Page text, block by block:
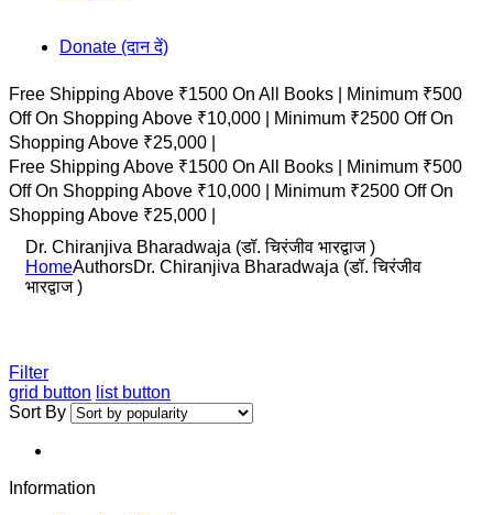
Donate (दान दें)
Free Shipping Above ₹1500 On All Books |
Minimum ₹500
Off On Shopping Above ₹10,000 |
Minimum ₹2500 Off On
Shopping Above ₹25,000 |
Free Shipping Above ₹1500 On All Books |
Minimum ₹500
Off On Shopping Above ₹10,000 |
Minimum ₹2500 Off On
Shopping Above ₹25,000 |
Dr. Chiranjiva Bharadwaja (डॉ. चिरंजीव भारद्वाज )
HomeAuthorsDr. Chiranjiva Bharadwaja (डॉ. चिरंजीव
भारद्वाज )
Filter
grid button list button
Sort By
Information